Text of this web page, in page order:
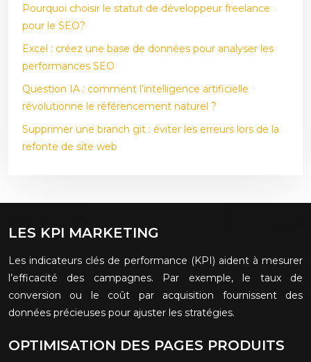
Pourquoi choisir le statut de développeur freelance
pour le SEO?
Excel : créez une base de données pour analyser les
performances SEO
Question IA : comment l’intelligence artificielle
révolutionne le référencement naturel ?
Supprimer une branch git : éviter les erreurs lors de la
refonte de site web
LES KPI MARKETING
Les indicateurs clés de performance (KPI) aident à mesurer
l’efficacité des campagnes. Par exemple, le taux de
conversion ou le coût par acquisition fournissent des
données précieuses pour ajuster les stratégies.
OPTIMISATION DES PAGES PRODUITS